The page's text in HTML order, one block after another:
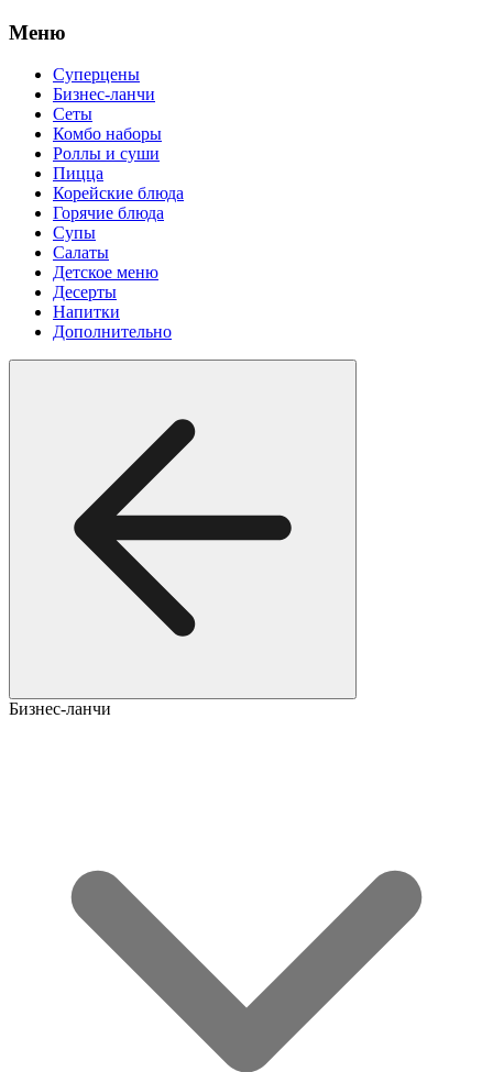
Меню
Суперцены
Бизнес-ланчи
Сеты
Комбо наборы
Роллы и суши
Пицца
Корейские блюда
Горячие блюда
Супы
Салаты
Детское меню
Десерты
Напитки
Дополнительно
Бизнес-ланчи